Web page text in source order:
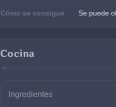
Cómo se consigue Se puede
Cocina
Ingredientes